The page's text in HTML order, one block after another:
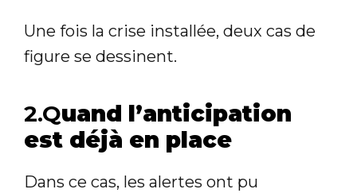
Une fois la crise installée, deux cas de
figure se dessinent.
2.Quand l’anticipation
est déjà en place
Dans ce cas, les alertes ont pu